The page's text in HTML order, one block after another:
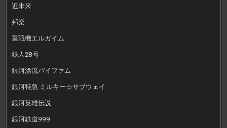
近未来
邦楽
重戦機エルガイム
鉄人28号
銀河漂流バイファム
銀河特急 ミルキー☆サブウェイ
銀河英雄伝説
銀河鉄道999